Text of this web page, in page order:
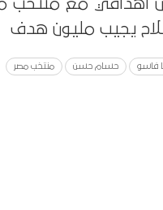
يجيب مليون هدف
فاسو حسام حسن منتخب مصر